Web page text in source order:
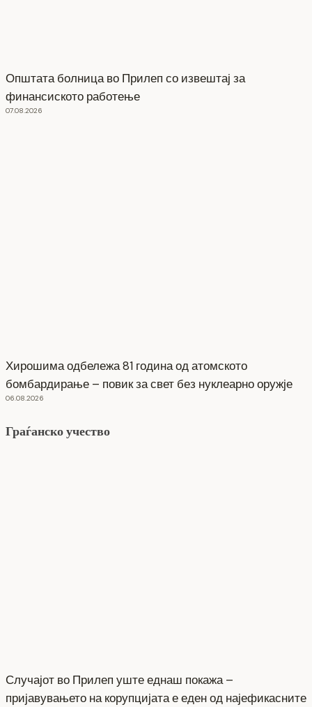
Општата болница во Прилеп со извештај за
финансиското работење
07.08.2026
Хирошима одбележа 81 година од атомското
бомбардирање – повик за свет без нуклеарно оружје
06.08.2026
Граѓанско учество
Случајот во Прилеп уште еднаш покажа –
пријавувањето на корупцијата е еден од најефикасните